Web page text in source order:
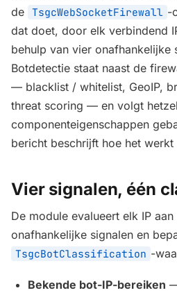
de TsgcWebSocketFirewall -
dat doet, door elk verbindend
behulp van vier onafhankelijke
Botdetectie staat naast de
— blacklist / whitelist, GeoIP,
threat scoring — en volgt
componenteigenschappen
bericht beschrijft hoe het werkt
Vier signalen, één
De module evalueert elk IP
onafhankelijke signalen en
TsgcBotClassification -
Bekende bot-IP-bereiken